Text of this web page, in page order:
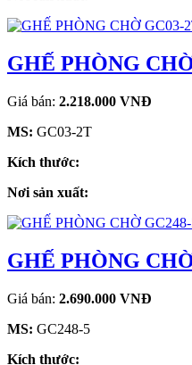
GHẾ PHÒNG
Giá bán: 2.218.000 VNĐ
MS: GC03-2T
Kích thước:
Nơi sản xuất:
GHẾ PHÒNG
Giá bán: 2.690.000 VNĐ
MS: GC248-5
Kích thước: